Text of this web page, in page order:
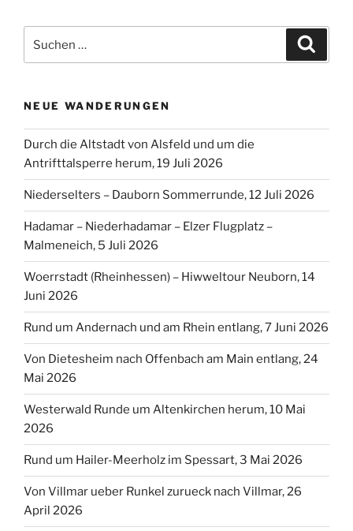
nach:
NEUE WANDERUNGEN
Durch die Altstadt von Alsfeld und um die
Antrifttalsperre herum, 19 Juli 2026
Niederselters – Dauborn Sommerrunde, 12 Juli 2026
Hadamar – Niederhadamar – Elzer Flugplatz –
Malmeneich, 5 Juli 2026
Woerrstadt (Rheinhessen) – Hiwweltour Neuborn, 14
Juni 2026
Rund um Andernach und am Rhein entlang, 7 Juni 2026
Von Dietesheim nach Offenbach am Main entlang, 24
Mai 2026
Westerwald Runde um Altenkirchen herum, 10 Mai
2026
Rund um Hailer-Meerholz im Spessart, 3 Mai 2026
Von Villmar ueber Runkel zurueck nach Villmar, 26
April 2026